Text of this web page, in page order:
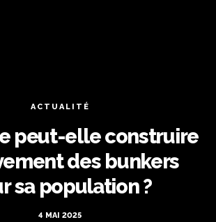
ACTUALITÉ
peut-elle construire
des bunkers
sa population ?
4 MAI 2025